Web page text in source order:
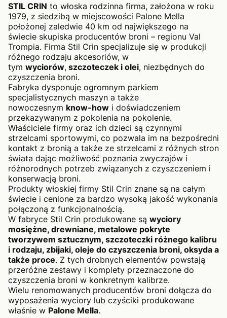
STIL CRIN to włoska rodzinna firma, założona w roku
1979, z siedzibą w miejscowości Palone Mella
położonej zaledwie 40 km od największego na
świecie skupiska producentów broni – regionu Val
Trompia. Firma Stil Crin specjalizuje się w produkcji
różnego rodzaju akcesoriów, w
tym wyciorów, szczoteczek i olei, niezbędnych do
czyszczenia broni.
Fabryka dysponuje ogromnym parkiem
specjalistycznych maszyn a także
nowoczesnym know-how i doświadczeniem
przekazywanym z pokolenia na pokolenie.
Właściciele firmy oraz ich dzieci są czynnymi
strzelcami sportowymi, co pozwala im na bezpośredni
kontakt z bronią a także ze strzelcami z różnych stron
świata dając możliwość poznania zwyczajów i
różnorodnych potrzeb związanych z czyszczeniem i
konserwacją broni.
Produkty włoskiej firmy Stil Crin znane są na całym
świecie i cenione za bardzo wysoką jakość wykonania
połączoną z funkcjonalnością.
W fabryce Stil Crin produkowane są wyciory
mosiężne, drewniane, metalowe pokryte
tworzywem sztucznym, szczoteczki różnego kalibru
i rodzaju, zbijaki, oleje do czyszczenia broni, oksyda a
także proce. Z tych drobnych elementów powstają
przeróżne zestawy i komplety przeznaczone do
czyszczenia broni w konkretnym kalibrze.
Wielu renomowanych producentów broni dołącza do
wyposażenia wyciory lub czyściki produkowane
właśnie w Palone Mella.